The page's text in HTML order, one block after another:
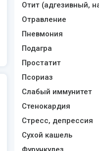
Отит (адгезивный,
Отравление
Пневмония
Подагра
Простатит
Псориаз
Слабый иммунитет
Стенокардия
Стресс, депрессия
Сухой кашель